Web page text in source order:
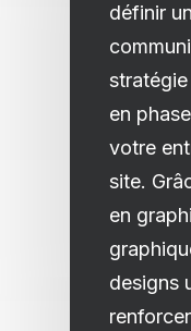
définir
en
votre
site.
en
designs